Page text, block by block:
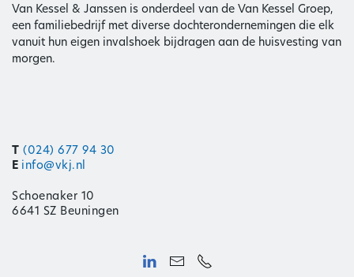
Van Kessel & Janssen is onderdeel van de Van Kessel Groep,
een familiebedrijf met diverse dochterondernemingen die elk
vanuit hun eigen invalshoek bijdragen aan de huisvesting van
morgen.
T (024) 677 94 30
E info@vkj.nl
Schoenaker 10
6641 SZ Beuningen